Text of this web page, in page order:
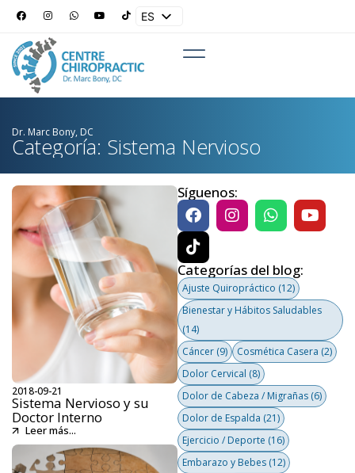
ES
Dr. Marc Bony, DC
Categoría: Sistema Nervioso
2018-09-21
Sistema Nervioso y su
Doctor Interno
Leer más...
Síguenos:
Categorías del blog:
Ajuste Quiropráctico (12)
Bienestar y Hábitos Saludables
(14)
Cáncer (9) Cosmética Casera (2)
Dolor Cervical (8)
Dolor de Cabeza / Migrañas (6)
Dolor de Espalda (21)
Ejercicio / Deporte (16)
Embarazo y Bebes (12)